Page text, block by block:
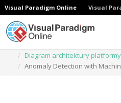
Visual Paradigm Online Visual
Diagram architektury
Anomaly Detection with